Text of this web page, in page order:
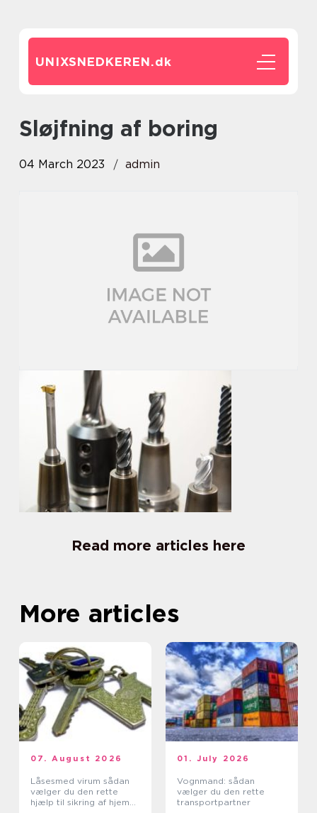
UNIXSNEDKEREN.dk
sløjfning af boring
04 March 2023 admin
Read more articles here
More articles
07. August 2026
Låsesmed virum sådan
vælger du den rette
hjælp til sikring af hjem
01. July 2026
Vognmand: sådan
vælger du den rette
transportpartner